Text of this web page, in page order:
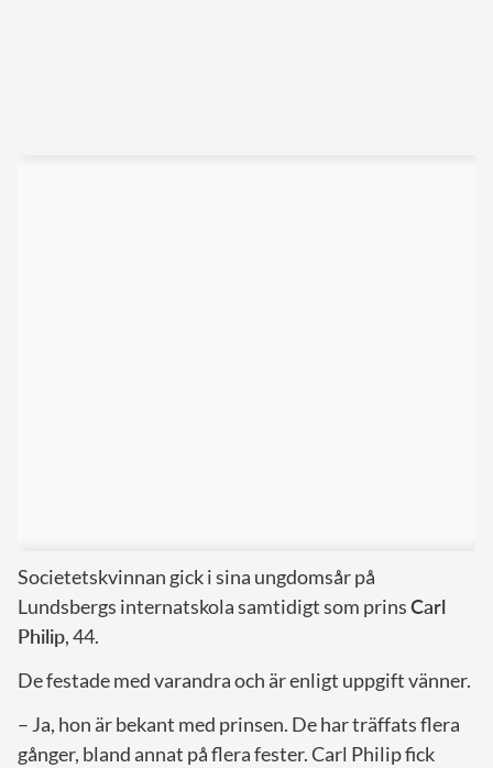
Societetskvinnan gick i sina ungdomsår på
Lundsbergs internatskola samtidigt som prinsCarl
Philip, 44.
De festade med varandra och är enligt uppgift vänner.
– Ja, hon är bekant med prinsen. De har träffats flera
gånger, bland annat på flera fester. Carl Philip fick